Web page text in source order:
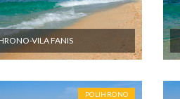
VILA FANIS
POLIHRONO